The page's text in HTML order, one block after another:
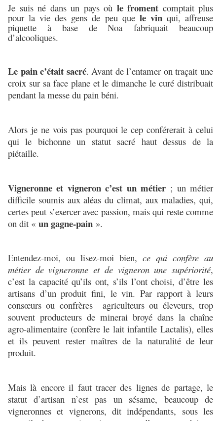
Je suis né dans un pays où le froment comptait plus
pour la vie des gens de peu que le vinqui, affreuse
piquette à base deNoa fabriquait beaucoup
d’alcooliques.
Le pain c’était sacré. Avant de l’entamer on traçait une
croix sur sa face plane et le dimanche le curé distribuait
pendant la messe du pain béni.
Alors je ne vois pas pourquoi le cep conférerait à celui
qui le bichonne un statut sacré haut dessus de la
piétaille.
Vigneronne et vigneron c’est un métier; un métier
difficile soumis aux aléas du climat, aux maladies, qui,
certes peut s’exercer avec passion, mais qui reste comme
on dit « un gagne-pain ».
Entendez-moi, ou lisez-moi bien, ce qui confère au
métier de vigneronne et de vigneron une supériorité,
c’est la capacité qu’ils ont, s’ils l’ont choisi, d’être les
artisans d’un produit fini, le vin. Par rapport à leurs
consœurs ou confrères agriculteurs ou éleveurs, trop
souvent producteurs de minerai broyé dans la chaîne
agro-alimentaire (confère le lait infantile Lactalis), elles
et ils peuvent rester maîtres de la naturalité de leur
produit.
Mais là encore il faut tracer des lignes de partage, le
statut d’artisan n’est pas un sésame, beaucoup de
vigneronnes et vignerons, dit indépendants, sous les